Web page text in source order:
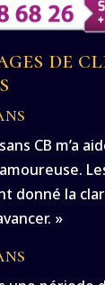
de
CB m’a
donné la
»